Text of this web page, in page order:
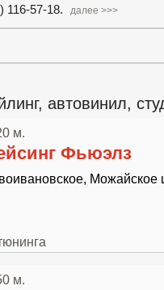
116-57-18.
далее >>>
автовинил,
м.
Фьюэлз
Можайское
м.